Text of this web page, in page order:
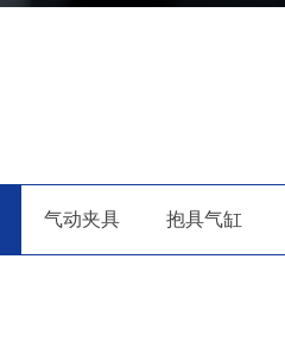
气动夹具 抱具气缸